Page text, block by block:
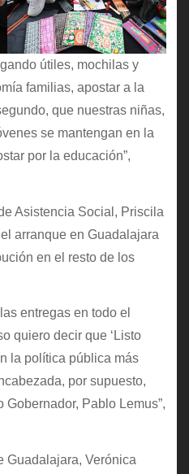
útiles, mochilas y
familias, apostar a la
que nuestras niñas,
se mantengan en la
por la educación”,
Asistencia Social, Priscila
arranque en Guadalajara
en el resto de los
entregas en todo el
quiero decir que ‘Listo
la política pública más
por supuesto,
Pablo Lemus”,
Guadalajara, Verónica